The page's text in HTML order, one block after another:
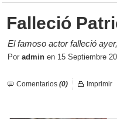
TV
Música
Falleció
El famoso actor falleció
Por admin en 15 Septiembre
Comentarios (0) Imprimir